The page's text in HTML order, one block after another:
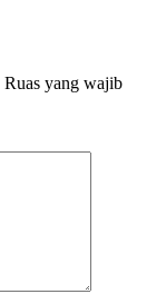
Ruas yang wajib